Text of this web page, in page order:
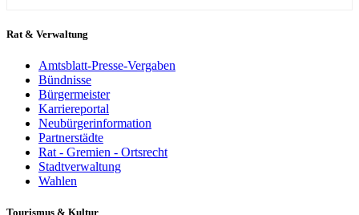
Rat & Verwaltung
Amtsblatt-Presse-Vergaben
Bündnisse
Bürgermeister
Karriereportal
Neubürgerinformation
Partnerstädte
Rat - Gremien - Ortsrecht
Stadtverwaltung
Wahlen
Tourismus & Kultur